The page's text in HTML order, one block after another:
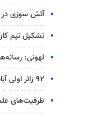
آتش سوزی در
تشکیل تیم
لهونی:
۹۲ زائر اولی آبادانی به زیارت امام هشتم اعزام شدند
ظرفیت‌های